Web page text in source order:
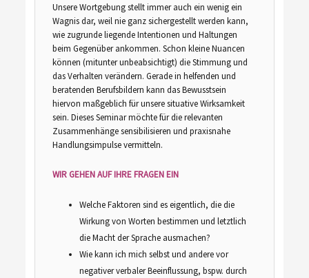
Unsere Wortgebung stellt immer auch ein wenig ein
Wagnis dar, weil nie ganz sichergestellt werden kann,
wie zugrunde liegende Intentionen und Haltungen
beim Gegenüber ankommen. Schon kleine Nuancen
können (mitunter unbeabsichtigt) die Stimmung und
das Verhalten verändern. Gerade in helfenden und
beratenden Berufsbildern kann das Bewusstsein
hiervon maßgeblich für unsere situative Wirksamkeit
sein. Dieses Seminar möchte für die relevanten
Zusammenhänge sensibilisieren und praxisnahe
Handlungsimpulse vermitteln.
WIR GEHEN AUF IHRE FRAGEN EIN
Welche Faktoren sind es eigentlich, die die
Wirkung von Worten bestimmen und letztlich
die Macht der Sprache ausmachen?
Wie kann ich mich selbst und andere vor
negativer verbaler Beeinflussung, bspw. durch